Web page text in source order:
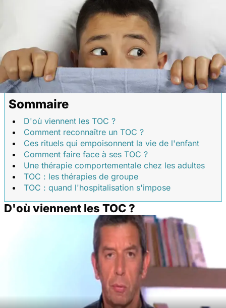
Sommaire
D'où viennent les TOC ?
Comment reconnaître un TOC ?
Ces rituels qui empoisonnent la vie de l'enfant
Comment faire face à ses TOC ?
Une thérapie comportementale chez les adultes
TOC : les thérapies de groupe
TOC : quand l'hospitalisation s'impose
D'où viennent les TOC ?